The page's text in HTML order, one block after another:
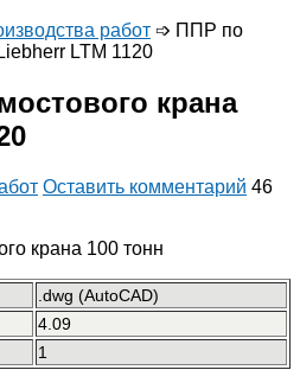
работ ➩ ППР по
LTM 1120
крана
Оставить комментарий 46
.dwg (AutoCAD)
4.09
1